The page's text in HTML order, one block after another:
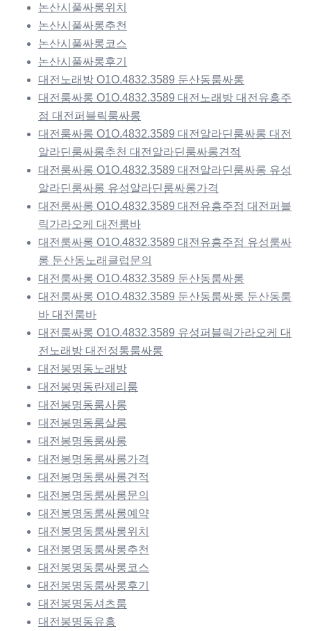
논산시풀싸롱위치
논산시풀싸롱추천
논산시풀싸롱코스
논산시풀싸롱후기
대전노래방 O1O.4832.3589 둔산동룸싸롱
대전룸싸롱 O1O.4832.3589 대전노래방 대전유흥주
점 대전퍼블릭룸싸롱
대전룸싸롱 O1O.4832.3589 대전알라딘룸싸롱 대전
알라딘룸싸롱추천 대전알라딘룸싸롱견적
대전룸싸롱 O1O.4832.3589 대전알라딘룸싸롱 유성
알라딘룸싸롱 유성알라딘룸싸롱가격
대전룸싸롱 O1O.4832.3589 대전유흥주점 대전퍼블
릭가라오케 대전룸바
대전룸싸롱 O1O.4832.3589 대전유흥주점 유성룸싸
롱 둔산동노래클럽문의
대전룸싸롱 O1O.4832.3589 둔산동룸싸롱
대전룸싸롱 O1O.4832.3589 둔산동룸싸롱 둔산동룸
바 대전룸바
대전룸싸롱 O1O.4832.3589 유성퍼블릭가라오케 대
전노래방 대전정통룸싸롱
대전봉명동노래방
대전봉명동란제리룸
대전봉명동룸사롱
대전봉명동룸살롱
대전봉명동룸싸롱
대전봉명동룸싸롱가격
대전봉명동룸싸롱견적
대전봉명동룸싸롱문의
대전봉명동룸싸롱예약
대전봉명동룸싸롱위치
대전봉명동룸싸롱추천
대전봉명동룸싸롱코스
대전봉명동룸싸롱후기
대전봉명동셔츠룸
대전봉명동유흥